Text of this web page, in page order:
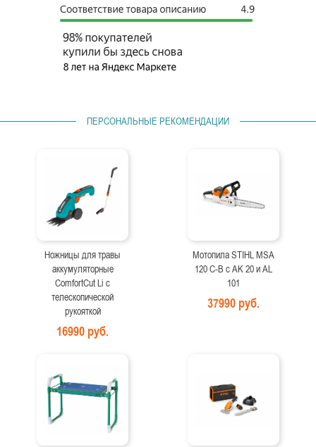
ПЕРСОНАЛЬНЫЕ РЕКОМЕНДАЦИИ
Ножницы для травы
аккумуляторные
ComfortCut Li с
телескопической
рукояткой
16990 руб.
Мотопила STIHL MSA
120 C-B с AK 20 и AL
101
37990 руб.